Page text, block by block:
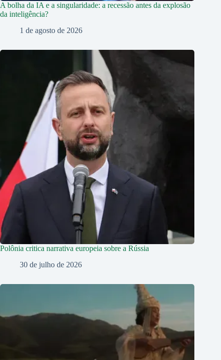
A bolha da IA e a singularidade: a recessão antes da explosão
da inteligência?
1 de agosto de 2026
Polônia critica narrativa europeia sobre a Rússia
30 de julho de 2026